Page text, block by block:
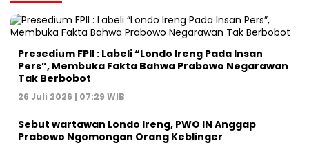
Presedium FPII : Labeli “Londo Ireng Pada Insan
Pers”, Membuka Fakta Bahwa Prabowo Negarawan
Tak Berbobot
26 Juli 2026 | 07:29 WIB
Sebut wartawan Londo Ireng, PWO IN Anggap
Prabowo Ngomongan Orang Keblinger